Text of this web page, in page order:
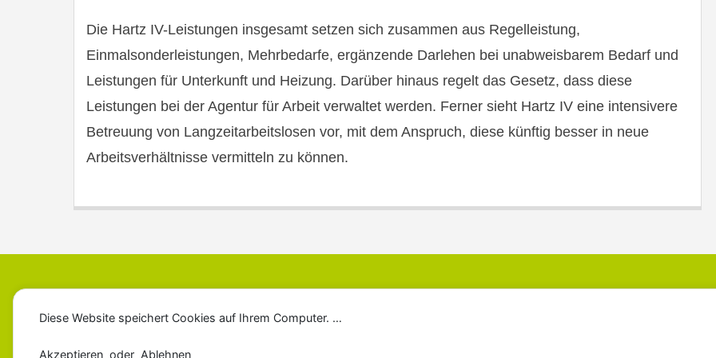
Die Hartz IV-Leistungen insgesamt setzen sich zusammen aus Regelleistung,
Einmalsonderleistungen, Mehrbedarfe, ergänzende Darlehen bei unabweisbarem Bedarf und
Leistungen für Unterkunft und Heizung. Darüber hinaus regelt das Gesetz, dass diese
Leistungen bei der Agentur für Arbeit verwaltet werden. Ferner sieht Hartz IV eine intensivere
Betreuung von Langzeitarbeitslosen vor, mit dem Anspruch, diese künftig besser in neue
Arbeitsverhältnisse vermitteln zu können.
Impressum Datenschutzerklärung
Diese Website speichert Cookies auf Ihrem Computer. …
Akzeptieren oder Ablehnen